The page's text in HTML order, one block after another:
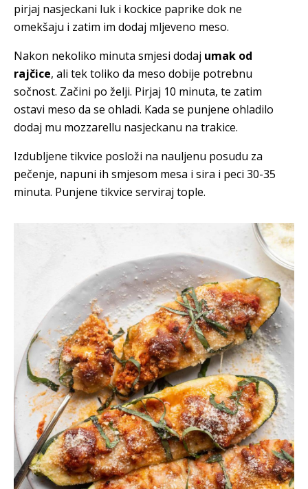
pirjaj nasjeckani luk i kockice paprike dok ne
omekšaju i zatim im dodaj mljeveno meso.
Nakon nekoliko minuta smjesi dodaj umak od
rajčice, ali tek toliko da meso dobije potrebnu
sočnost. Začini po želji. Pirjaj 10 minuta, te zatim
ostavi meso da se ohladi. Kada se punjene ohladilo
dodaj mu mozzarellu nasjeckanu na trakice.
Izdubljene tikvice posloži na nauljenu posudu za
pečenje, napuni ih smjesom mesa i sira i peci 30-35
minuta. Punjene tikvice serviraj tople.